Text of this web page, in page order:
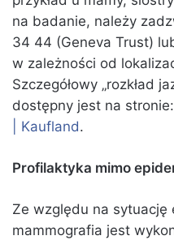
na badanie, należy
34 44 (Geneva Trust)
w zależności od
Szczegółowy „rozkład
dostępny jest na stronie:
| Kaufland.
Profilaktyka mimo
Ze względu na sytuację
mammografia jest